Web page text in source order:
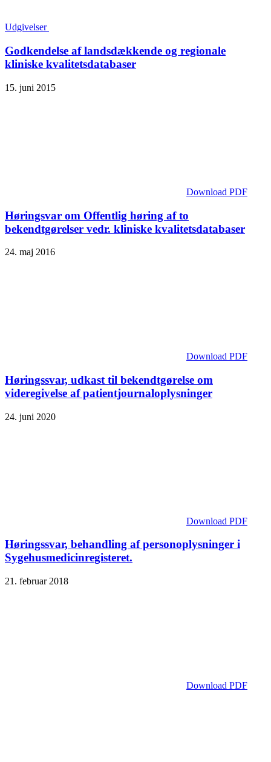
Udgivelser
Godkendelse af landsdækkende og regionale
kliniske kvalitetsdatabaser
15. juni 2015
Download PDF
Høringsvar om Offentlig høring af to
bekendtgørelser vedr. kliniske kvalitetsdatabaser
24. maj 2016
Download PDF
Høringssvar, udkast til bekendtgørelse om
videregivelse af patientjournaloplysninger
24. juni 2020
Download PDF
Høringssvar, behandling af personoplysninger i
Sygehusmedicinregisteret.
21. februar 2018
Download PDF